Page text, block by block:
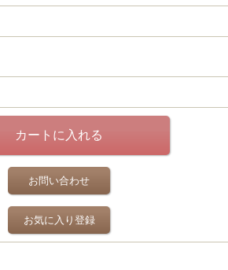
お問い合わせ
お気に入り登録